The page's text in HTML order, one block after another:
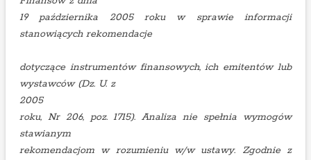
19 października 2005 roku w sprawie informacji
stanowiących rekomendacje
dotyczące instrumentów finansowych, ich emitentów lub
wystawców (Dz. U. z
2005
roku, Nr 206, poz. 1715). Analiza nie spełnia wymogów
stawianym
rekomendacjom w rozumieniu w/w ustawy. Zgodnie z